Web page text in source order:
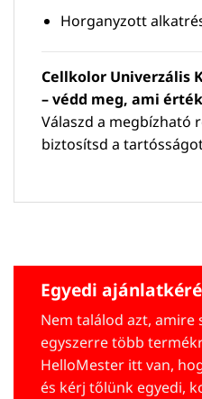
Horganyzott
Cellkolor Univerzális
– védd meg, ami
Válaszd a megbízható
biztosítsd a
Egyedi
Nem találod azt, amire
egyszerre több
HelloMester itt van,
és kérj tőlünk egyedi,